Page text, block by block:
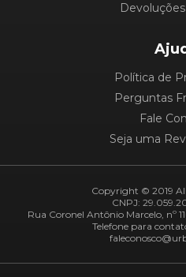
Política de
Perguntas
Fale
Seja uma
Copyright © 2019
CNPJ:
Rua Coronel Antônio Marcelo, nº
Telefone para